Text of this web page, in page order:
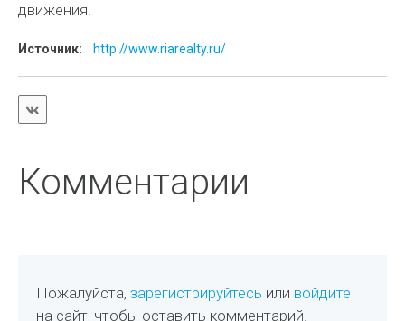
движения.
Источник: http://www.riarealty.ru/
Комментарии
Пожалуйста,зарегистрируйтесь или войдите
на сайт, чтобы оставить комментарий.